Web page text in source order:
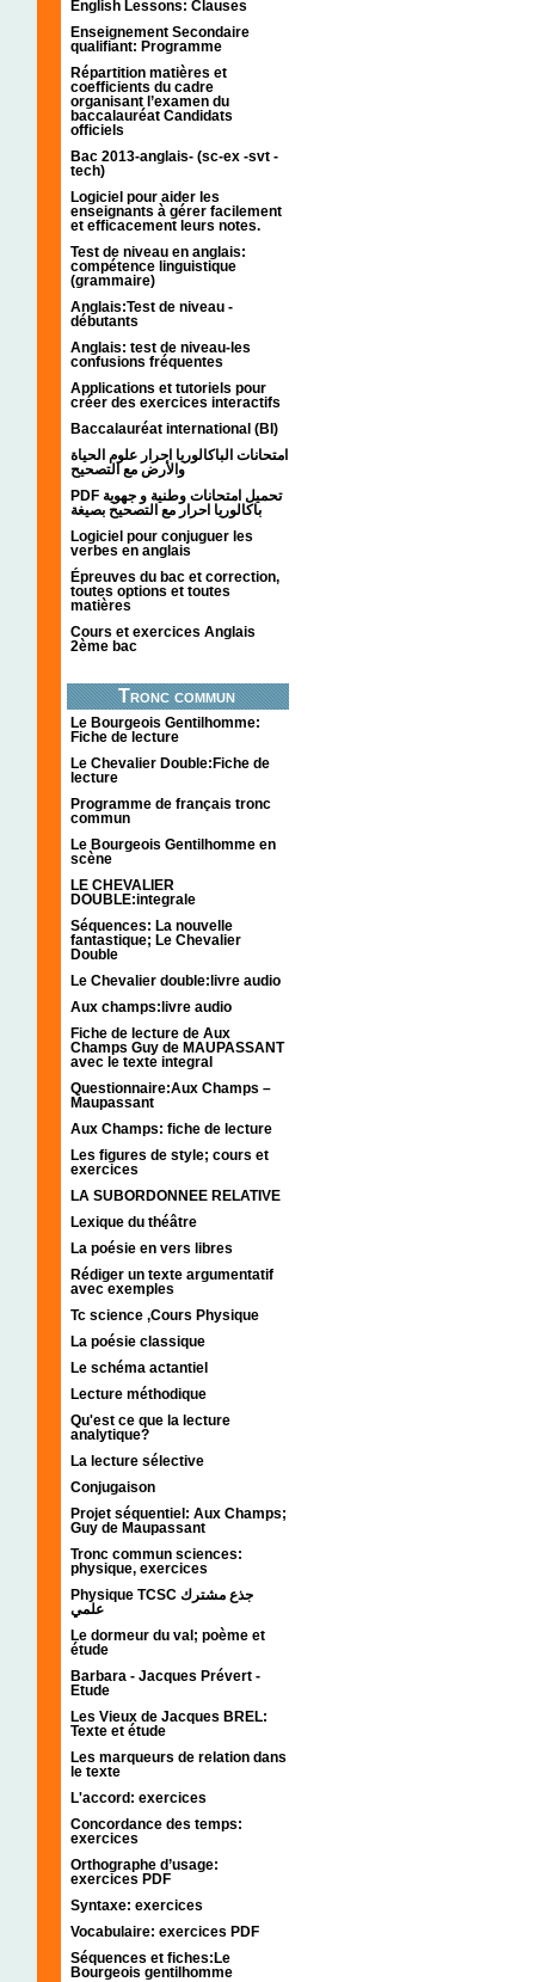
English Lessons: Clauses
Enseignement Secondaire
qualifiant: Programme
Répartition matières et
coefficients du cadre
organisant l’examen du
baccalauréat Candidats
officiels
Bac 2013-anglais- (sc-ex -svt -
tech)
Logiciel pour aider les
enseignants à gérer facilement
et efficacement leurs notes.
Test de niveau en anglais:
compétence linguistique
(grammaire)
Anglais:Test de niveau -
débutants
Anglais: test de niveau-les
confusions fréquentes
Applications et tutoriels pour
créer des exercices interactifs
Baccalauréat international (BI)
امتحانات الباكالوريا احرار علوم الحياة
والأرض مع التصحيح
PDF تحميل امتحانات وطنية و جهوية
باكالوريا احرار مع التصحيح بصيغة
Logiciel pour conjuguer les
verbes en anglais
Épreuves du bac et correction,
toutes options et toutes
matières
Cours et exercices Anglais
2ème bac
Tronc commun
Le Bourgeois Gentilhomme:
Fiche de lecture
Le Chevalier Double:Fiche de
lecture
Programme de français tronc
commun
Le Bourgeois Gentilhomme en
scène
LE CHEVALIER
DOUBLE:integrale
Séquences: La nouvelle
fantastique; Le Chevalier
Double
Le Chevalier double:livre audio
Aux champs:livre audio
Fiche de lecture de Aux
Champs Guy de MAUPASSANT
avec le texte integral
Questionnaire:Aux Champs –
Maupassant
Aux Champs: fiche de lecture
Les figures de style; cours et
exercices
LA SUBORDONNEE RELATIVE
Lexique du théâtre
La poésie en vers libres
Rédiger un texte argumentatif
avec exemples
Tc science ,Cours Physique
La poésie classique
Le schéma actantiel
Lecture méthodique
Qu'est ce que la lecture
analytique?
La lecture sélective
Conjugaison
Projet séquentiel: Aux Champs;
Guy de Maupassant
Tronc commun sciences:
physique, exercices
Physique TCSC جذع مشترك
علمي
Le dormeur du val; poème et
étude
Barbara - Jacques Prévert -
Etude
Les Vieux de Jacques BREL:
Texte et étude
Les marqueurs de relation dans
le texte
L'accord: exercices
Concordance des temps:
exercices
Orthographe d’usage:
exercices PDF
Syntaxe: exercices
Vocabulaire: exercices PDF
Séquences et fiches:Le
Bourgeois gentilhomme